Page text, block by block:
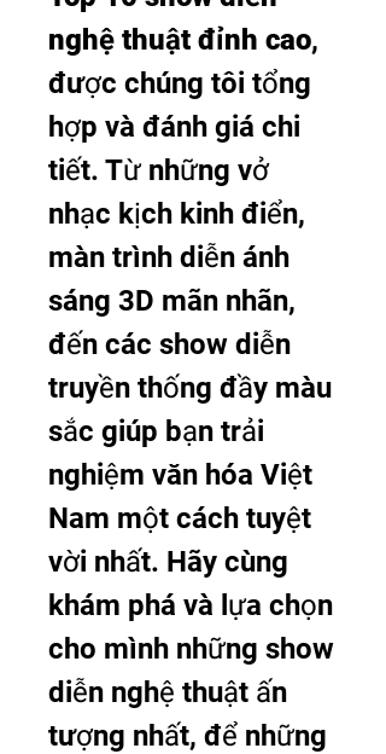
nghệ thuật đỉnh cao,
được chúng tôi tổng
hợp và đánh giá chi
tiết. Từ những vở
nhạc kịch kinh điển,
màn trình diễn ánh
sáng 3D mãn nhãn,
đến các show diễn
truyền thống đầy màu
sắc giúp bạn trải
nghiệm văn hóa Việt
Nam một cách tuyệt
vời nhất. Hãy cùng
khám phá và lựa chọn
cho mình những show
diễn nghệ thuật ấn
tượng nhất, để những